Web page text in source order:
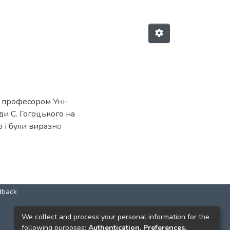
професором Уні-
С. Гогоцького на
були виразно
КОНТАКТИ
We collect and process your personal information for the
following purposes: Authentication, Preferences,